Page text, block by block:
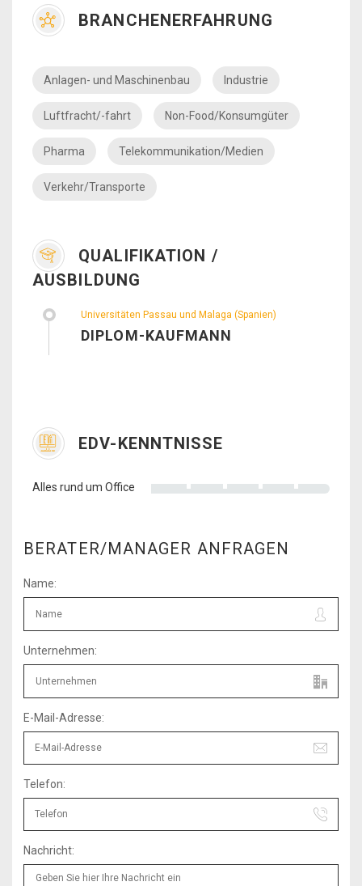
BRANCHENERFAHRUNG
Anlagen- und Maschinenbau Industrie
Luftfracht/-fahrt Non-Food/Konsumgüter
Pharma Telekommunikation/Medien
Verkehr/Transporte
QUALIFIKATION /
AUSBILDUNG
Universitäten Passau und Malaga (Spanien)
DIPLOM-KAUFMANN
EDV-KENNTNISSE
Alles rund um Office
BERATER/MANAGER ANFRAGEN
Name:
Unternehmen:
E-Mail-Adresse:
Telefon:
Nachricht: